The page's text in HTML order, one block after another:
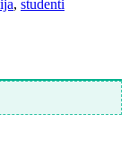
, studenti